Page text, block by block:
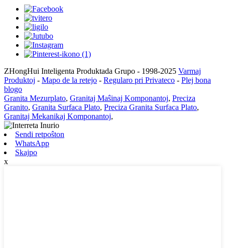
ZHongHui Inteligenta Produktada Grupo - 1998-2025 Varmaj
Produktoj - Mapo de la retejo - Regularo pri Privateco - Plej bona
blogo
Granita Mezurplato, Granitaj Maŝinaj Komponantoj, Preciza
Granito, Granita Surfaca Plato, Preciza Granita Surfaca Plato,
Granitaj Mekanikaj Komponantoj,
Sendi retpoŝton
WhatsApp
Skajpo
x